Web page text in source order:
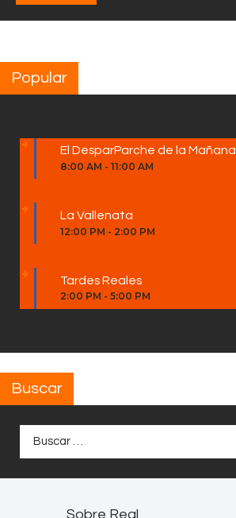
Popular
El DesparParche de la Mañana
8:00 AM - 11:00 AM
La Vallenata
12:00 PM - 2:00 PM
Tardes Reales
2:00 PM - 5:00 PM
Buscar
Sobre Real